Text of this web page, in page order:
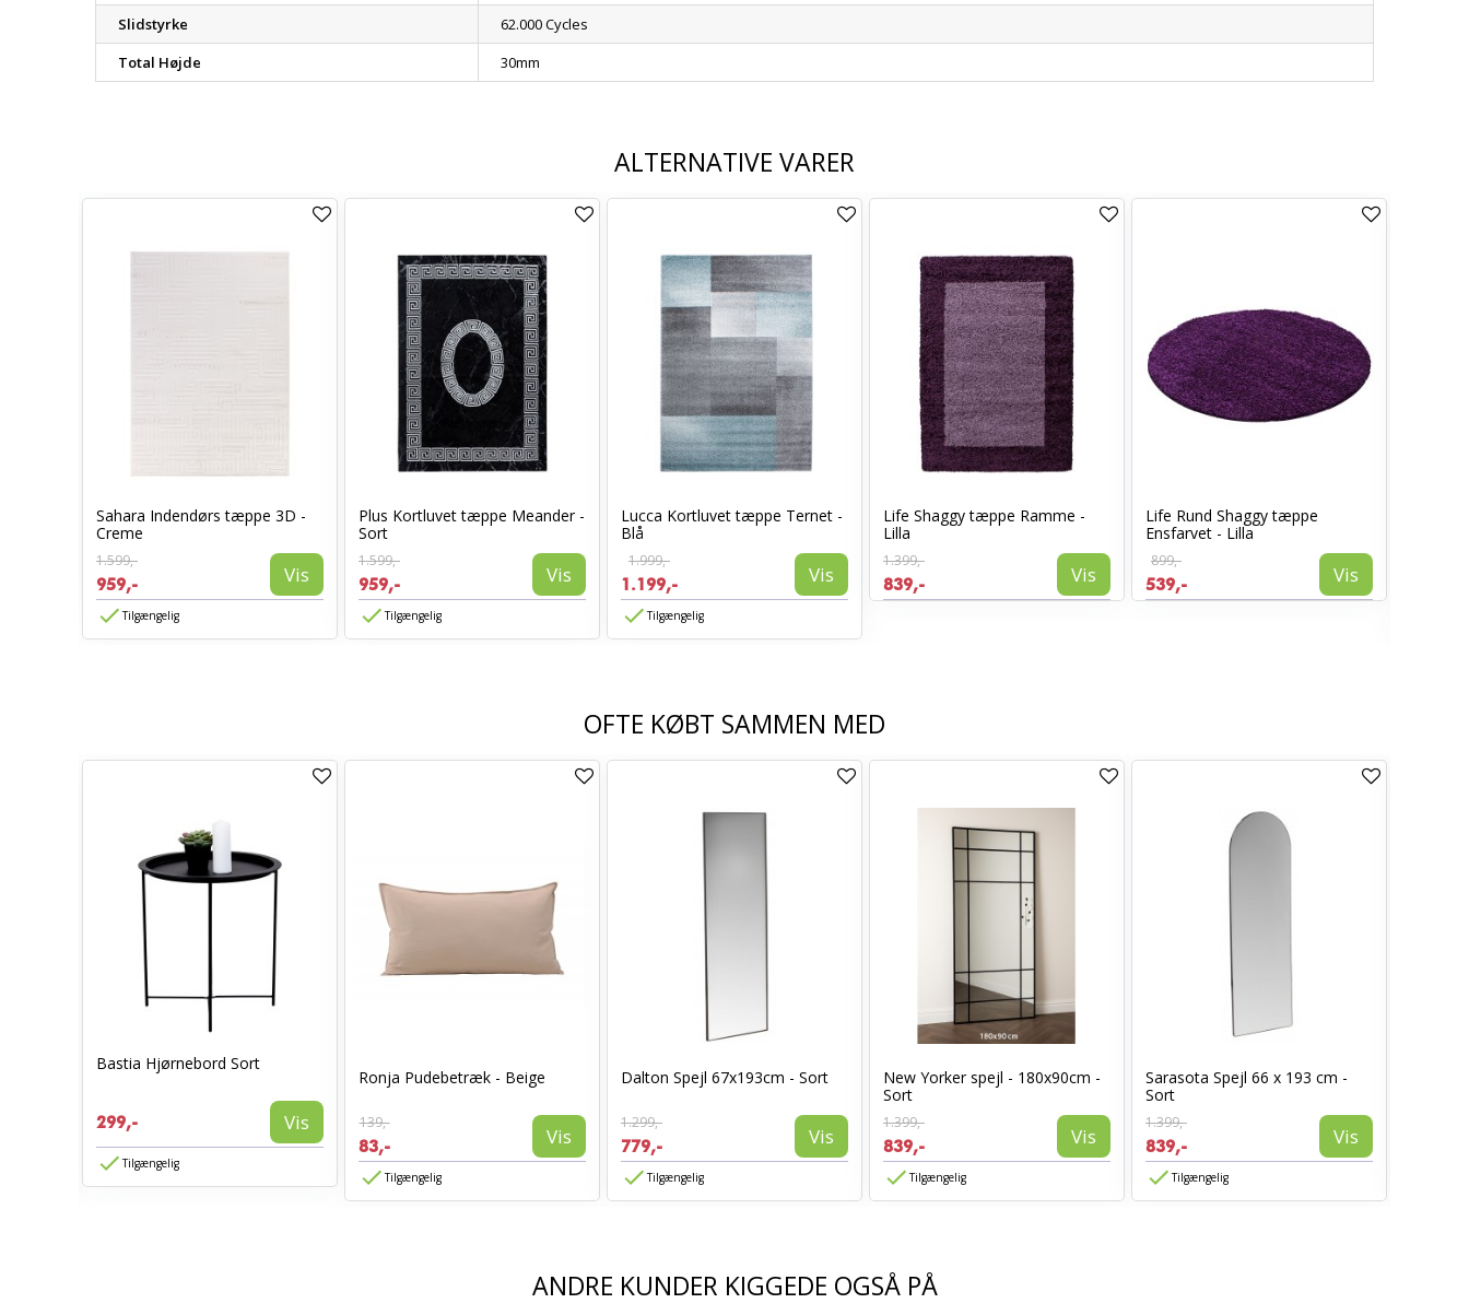
Slidstyrke
62.000 Cycles
Total Højde
30mm
ALTERNATIVE VARER
Sahara Indendørs tæppe 3D -
Creme
1.599,-
959,- Vis
Tilgængelig
Plus Kortluvet tæppe Meander -
Sort
1.599,-
959,- Vis
Tilgængelig
Lucca Kortluvet tæppe Ternet -
Blå
1.999,-
1.199,- Vis
Tilgængelig
Life Shaggy tæppe Ramme -
Lilla
1.399,-
839,- Vis
Life Rund Shaggy tæppe
Ensfarvet - Lilla
899,-
539,- Vis
OFTE KØBT SAMMEN MED
Bastia Hjørnebord Sort
299,- Vis
Tilgængelig
Ronja Pudebetræk - Beige
139,-
83,- Vis
Tilgængelig
Dalton Spejl 67x193cm - Sort
1.299,-
779,- Vis
Tilgængelig
New Yorker spejl - 180x90cm -
Sort
1.399,-
839,- Vis
Tilgængelig
Sarasota Spejl 66 x 193 cm -
Sort
1.399,-
839,- Vis
Tilgængelig
ANDRE KUNDER KIGGEDE OGSÅ PÅ